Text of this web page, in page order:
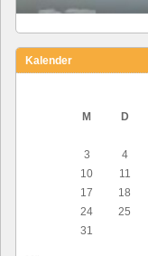
Kalender
M
D
3
4
10
11
17
18
24
25
31